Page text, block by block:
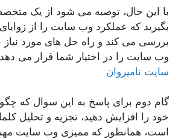
با این حال، توصیه می شود از یک
بگیرید که عملکرد وب سایت را از
بررسی می کند و راه حل های مورد نیاز
وب سایت را در اختیار شما قرار می
سایت نامیروان
گام دوم برای پاسخ به این سوال که
خود را افزایش دهید، تجزیه و تحلیل
است، همانطور که ممیزی وب سایت